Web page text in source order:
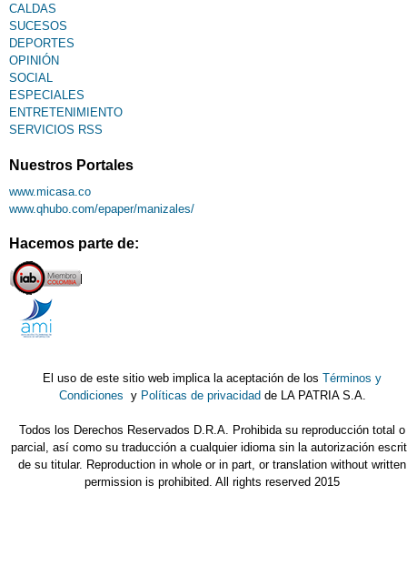
CALDAS
SUCESOS
DEPORTES
OPINIÓN
SOCIAL
ESPECIALES
ENTRETENIMIENTO
SERVICIOS RSS
Nuestros Portales
www.micasa.co
www.qhubo.com/epaper/manizales/
Hacemos parte de:
El uso de este sitio web implica la aceptación de losTérminos y
Condiciones y Políticas de privacidad de LA PATRIA S.A.
Todos los Derechos Reservados D.R.A. Prohibida su reproducción total o
parcial, así como su traducción a cualquier idioma sin la autorización
de su titular. Reproduction in whole or in part, or translation without written
permission is prohibited. All rights reserved 2015